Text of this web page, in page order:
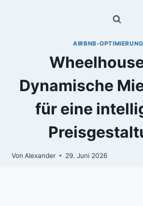
AIRBNB-OPTIMIERUNG
Dynamische
für eine
Von Alexander 29. Juni 2026